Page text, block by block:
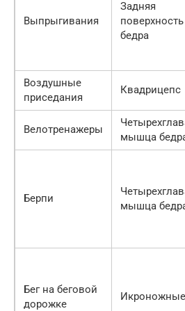
Выпрыгивания
Задняя
поверхность
бедра
Воздушные
приседания
Квадрицепс
Велотренажеры
мышца
Берпи
мышца
Бег на беговой
дорожке
Икроножные